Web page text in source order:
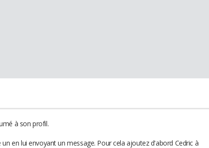
à son profil.
en lui envoyant un message. Pour cela ajoutez d'abord Cedric à